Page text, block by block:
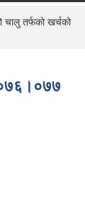
तर्फको खर्चको